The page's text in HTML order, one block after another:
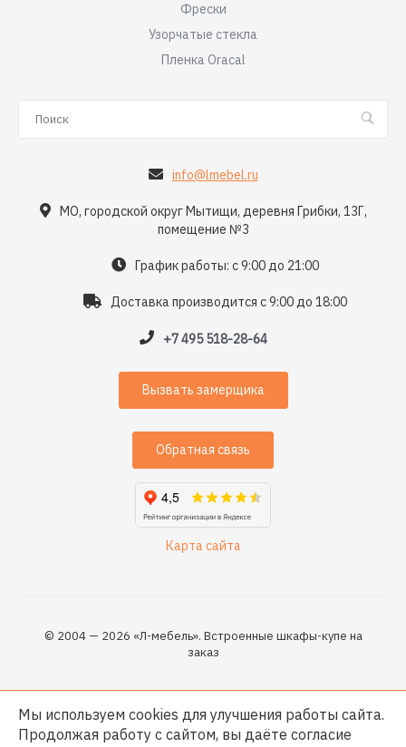
Фрески
Узорчатые стекла
Пленка Oracal
info@lmebel.ru
МО, городской округ Мытищи, деревня Грибки, 13Г,
помещение №3
График работы: с 9:00 до 21:00
Доставка производится с 9:00 до 18:00
+7 495 518-28-64
Вызвать замерщика
Обратная связь
Карта сайта
© 2004 — 2026 «Л-мебель». Встроенные шкафы-купе на
заказ
Мы используем cookies для улучшения работы сайта.
Продолжая работу с сайтом, вы даёте согласие